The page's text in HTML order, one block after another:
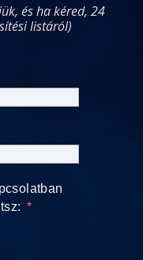
és ha kéred, 24
listáról)